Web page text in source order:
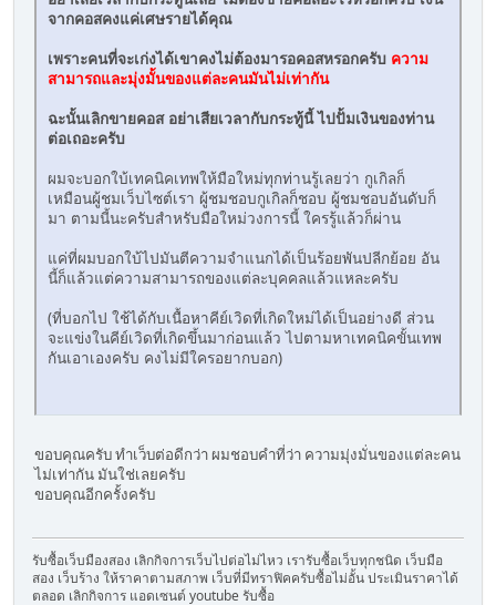
จากคอสคงแค่เศษรายได้คุณ
เพราะคนที่จะเก่งได้เขาคงไม่ต้องมารอคอสหรอกครับ ความ
สามารถและมุ่งมั้นของแต่ละคนมันไม่เท่ากัน
ฉะนั้นเลิกขายคอส อย่าเสียเวลากับกระทู้นี้ ไปปั้มเงินของท่าน
ต่อเถอะครับ
ผมจะบอกใบ้เทคนิคเทพให้มือใหม่ทุกท่านรู้เลยว่า กูเกิลก็
เหมือนผู้ชมเว็บไซต์เรา ผู้ชมชอบกูเกิลก็ชอบ ผู้ชมชอบอันดับก็
มา ตามนี้นะครับสำหรับมือใหม่วงการนี้ ใครรู้แล้วก็ผ่าน
แค่ที่ผมบอกใบ้ไปมันตีความจำแนกได้เป็นร้อยพันปลีกย้อย อัน
นี้ก็แล้วแต่ความสามารถของแต่ละบุคคลแล้วแหละครับ
(ที่บอกไป ใช้ได้กับเนื้อหาคีย์เวิดที่เกิดใหม่ได้เป็นอย่างดี ส่วน
จะแข่งในคีย์เวิดที่เกิดขึ้นมาก่อนแล้ว ไปตามหาเทคนิคขั้นเทพ
กันเอาเองครับ คงไม่มีใครอยากบอก)
ขอบคุณครับ ทำเว็บต่อดีกว่า ผมชอบคำที่ว่า ความมุ่งมั่นของแต่ละคน
ไม่เท่ากัน มันใช่เลยครับ
ขอบคุณอีกครั้งครับ
รับซื้อเว็บมืองสอง เลิกกิจการเว็บไปต่อไม่ไหว เรารับซื้อเว็บทุกชนิด เว็บมือ
สอง เว็บร้าง ให้ราคาตามสภาพ เว็บที่มีทราฟิคครับซื้อไม่อั้น ประเมินราคาได้
ตลอด เลิกกิจการ แอดเซนต์ youtube รับซื้อ